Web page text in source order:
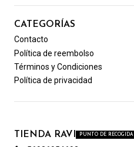
CATEGORÍAS
Contacto
Política de reembolso
Términos y Condiciones
Política de privacidad
TIENDA RAVI PUNTO DE RECOGIDA